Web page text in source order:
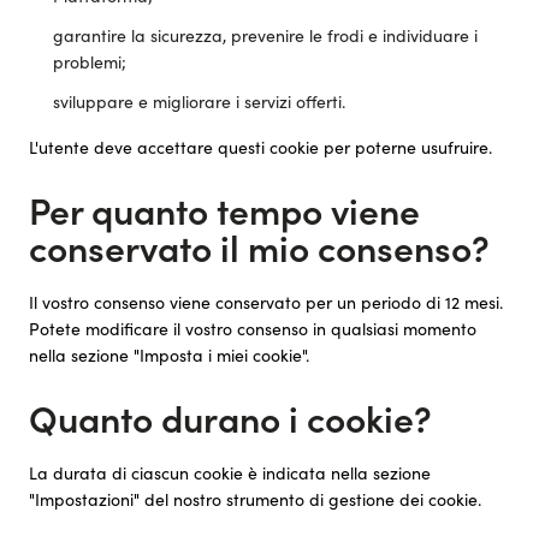
garantire la sicurezza, prevenire le frodi e individuare i
problemi;
sviluppare e migliorare i servizi offerti.
L'utente deve accettare questi cookie per poterne usufruire.
Per quanto tempo viene
conservato il mio consenso?
Il vostro consenso viene conservato per un periodo di 12 mesi.
Potete modificare il vostro consenso in qualsiasi momento
nella sezione "Imposta i miei cookie".
Quanto durano i cookie?
La durata di ciascun cookie è indicata nella sezione
"Impostazioni" del nostro strumento di gestione dei cookie.